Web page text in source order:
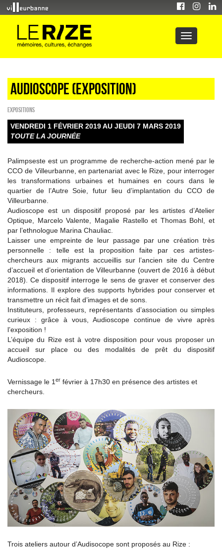
Audioscope (exposition)
EXPOSITIONS
VENDREDI 1 FÉVRIER 2019 AU JEUDI 7 MARS 2019
TOUTE LA JOURNÉE
Palimpseste est un programme de recherche-action mené par le
CCO de Villeurbanne, en partenariat avec le Rize, pour interroger
les transformations urbaines et humaines en cours dans le
quartier de l’Autre Soie, futur lieu d’implantation du CCO de
Villeurbanne.
Audioscope est un dispositif proposé par les artistes d’Atelier
Optique, Marcelo Valente, Magalie Rastello et Thomas Bohl, et
par l’ethnologue Marina Chauliac.
Laisser une empreinte de leur passage par une création très
personnelle : telle est la proposition faite par ces artistes-
chercheurs aux migrants accueillis sur l’ancien site du Centre
d’accueil et d’orientation de Villeurbanne (ouvert de 2016 à début
2018). Ce dispositif interroge le sens de graver et conserver des
informations. Il explore des supports hybrides pour conserver et
transmettre un récit fait d’images et de sons.
Instituteurs, professeurs, représentants d’association ou simples
curieux : grâce à vous, Audioscope continue de vivre après
l’exposition !
L’équipe du Rize est à votre disposition pour vous proposer un
accueil sur place ou des modalités de prêt du dispositif
Audioscope.
Vernissage le 1 er février à 17h30 en présence des artistes et
chercheurs.
Trois ateliers autour d’Audisocope sont proposés au Rize :